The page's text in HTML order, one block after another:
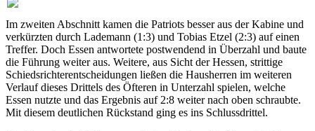
Im zweiten Abschnitt kamen die Patriots besser aus der Kabine und
verkürzten durch Lademann (1:3) und Tobias Etzel (2:3) auf einen
Treffer. Doch Essen antwortete postwendend in Überzahl und baute
die Führung weiter aus. Weitere, aus Sicht der Hessen, strittige
Schiedsrichterentscheidungen ließen die Hausherren im weiteren
Verlauf dieses Drittels des Öfteren in Unterzahl spielen, welche
Essen nutzte und das Ergebnis auf 2:8 weiter nach oben schraubte.
Mit diesem deutlichen Rückstand ging es ins Schlussdrittel.